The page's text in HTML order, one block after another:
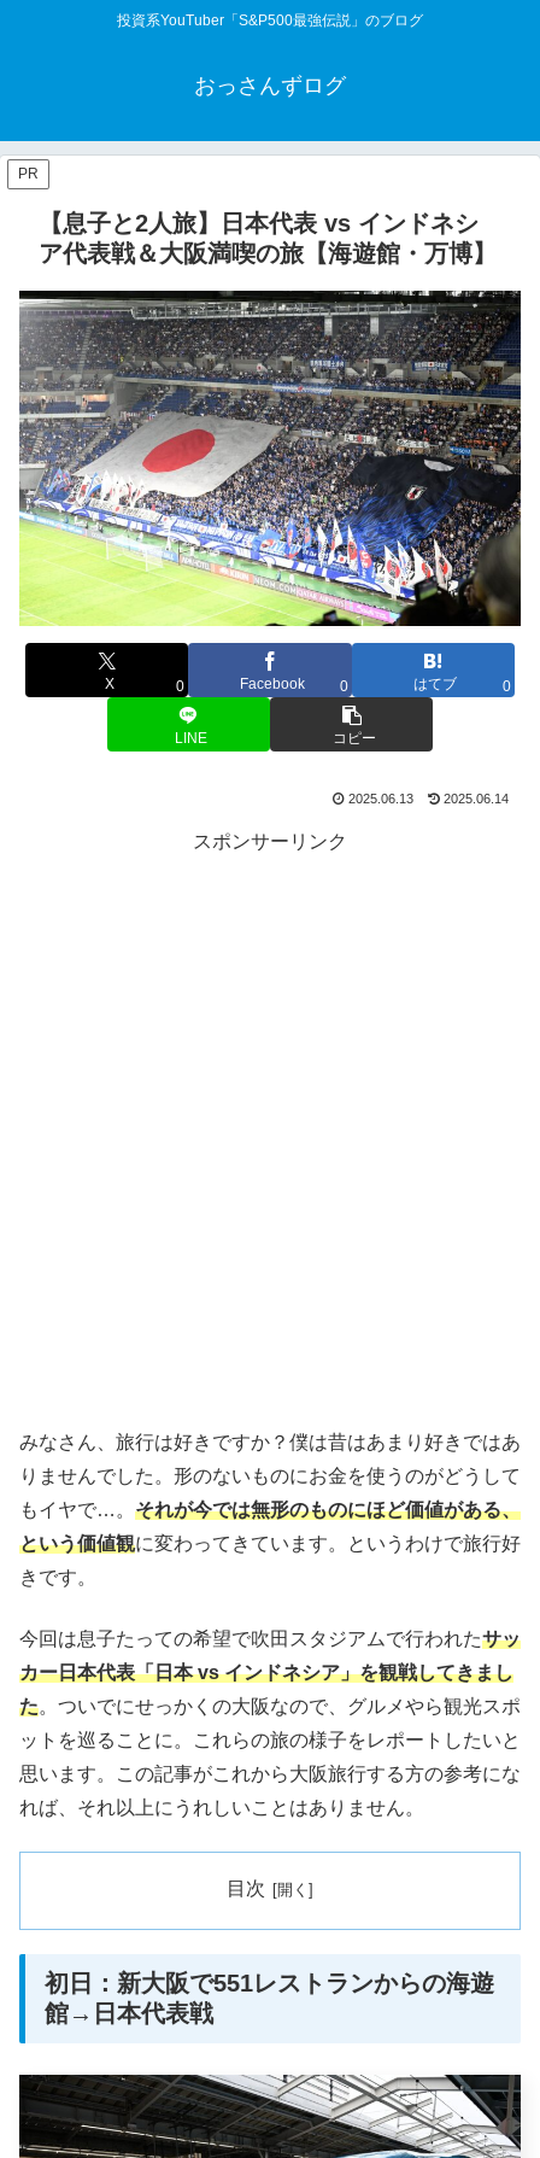
投資系YouTuber「S&P500最強伝説」のブログ
おっさんずログ
PR
【息子と2人旅】日本代表 vs インドネシ
ア代表戦＆大阪満喫の旅【海遊館・万博】
X 0 Facebook 0 はてブ 0
LINE コピー
2025.06.13 2025.06.14
スポンサーリンク
みなさん、旅行は好きですか？僕は昔はあまり好きではあ
りませんでした。形のないものにお金を使うのがどうして
もイヤで…。 それが今では無形のものにほど価値がある、
という価値観に変わってきています。というわけで旅行好
きです。
今回は息子たっての希望で吹田スタジアムで行われたサッ
カー日本代表「日本 vs インドネシア」を観戦してきまし
た。ついでにせっかくの大阪なので、グルメやら観光スポ
ットを巡ることに。これらの旅の様子をレポートしたいと
思います。この記事がこれから大阪旅行する方の参考にな
れば、それ以上にうれしいことはありません。
目次
初日：新大阪で551レストランからの海遊
館→日本代表戦